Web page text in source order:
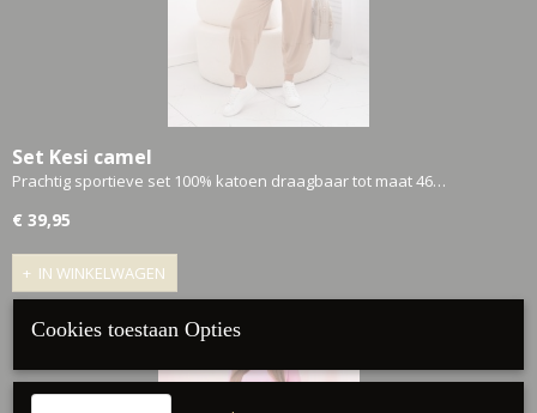
Set Kesi camel
Prachtig sportieve set 100% katoen draagbaar tot maat 46…
€ 39,95
IN WINKELWAGEN
Cookies toestaan Opties